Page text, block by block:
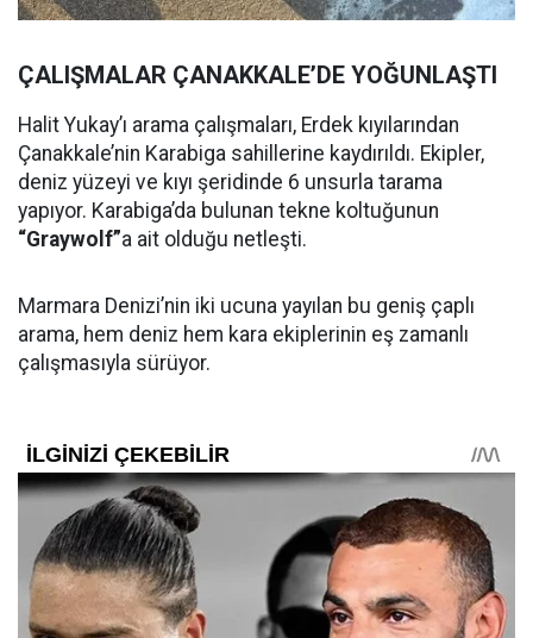
ÇALIŞMALAR ÇANAKKALE’DE YOĞUNLAŞTI
Halit Yukay’ı arama çalışmaları, Erdek kıyılarından
Çanakkale’nin Karabiga sahillerine kaydırıldı. Ekipler,
deniz yüzeyi ve kıyı şeridinde 6 unsurla tarama
yapıyor. Karabiga’da bulunan tekne koltuğunun
“Graywolf”a ait olduğu netleşti.
Marmara Denizi’nin iki ucuna yayılan bu geniş çaplı
arama, hem deniz hem kara ekiplerinin eş zamanlı
çalışmasıyla sürüyor.